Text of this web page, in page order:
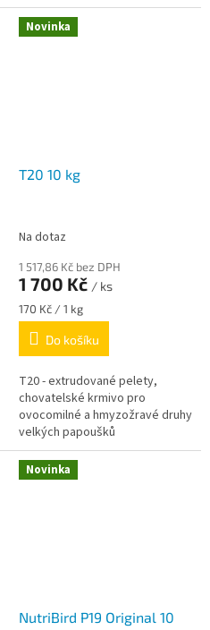
Novinka
T20 10 kg
Na dotaz
1 517,86 Kč bez DPH
1 700 Kč / ks
Měrná
cena:
170 Kč / 1 kg
Do košíku
T20 - extrudované pelety,
chovatelské krmivo pro
ovocomilné a hmyzožravé druhy
velkých papoušků
Novinka
NutriBird P19 Original 10